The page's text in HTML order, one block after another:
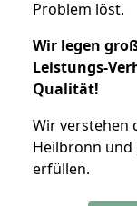
Problem löst.
Wir legen
Leistungs-
Qualität!
Wir verstehen
Heilbronn und
erfüllen.